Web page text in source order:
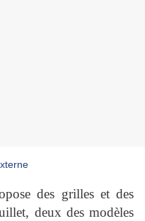
des grilles et des
deux des modèles